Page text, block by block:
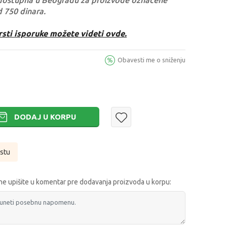
750 dinara.
isporuke možete videti ovde.
Obavesti me o sniženju
DODAJ U KORPU
upišite u komentar pre dodavanja proizvoda u korpu: